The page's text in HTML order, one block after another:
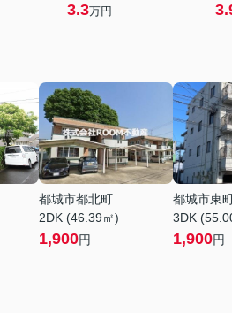
3.3万円
都城市都北町
2DK (46.39㎡)
1,900円
都城市東
3DK
1,900円